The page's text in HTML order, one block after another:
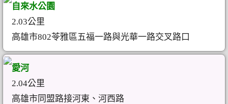
自來水公園
2.03公里
高雄市802苓雅區五福一路與光華一路交叉路口
愛河
2.04公里
高雄市同盟路接河東、河西路